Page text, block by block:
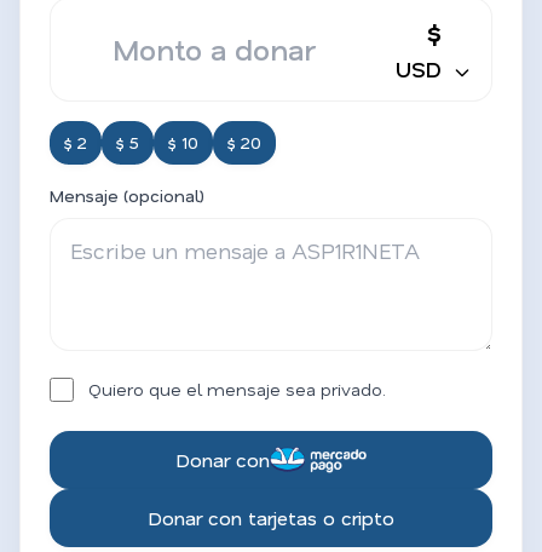
$
USD
$ 2 $ 5 $ 10 $ 20
Mensaje (opcional)
Quiero que el mensaje sea privado.
Donar con
Donar con tarjetas o cripto